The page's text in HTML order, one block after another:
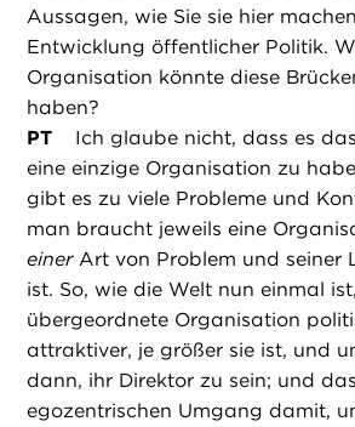
Aussagen, wie Sie sie hier
Entwicklung öffentlicher Politik.
Organisation könnte diese
haben?
PT
Ich glaube nicht, dass es
eine einzige Organisation zu
gibt es zu viele Probleme und
man braucht jeweils eine
einerArt von Problem und seiner
ist. So, wie die Welt nun einmal
übergeordnete Organisation
attraktiver, je größer sie ist, und
dann, ihr Direktor zu sein; und
egozentrischen Umgang damit,